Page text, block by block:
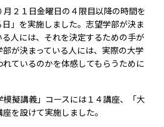
２１日金曜日の４限目以降の時間を
」を実施しました。志望学部が決ま
人には、それを決定するための手が
が決まっている人には、実際の大学
ているのかを体感してもらうために
擬講義」コースには１４講座、「大
を設けて実施しました。